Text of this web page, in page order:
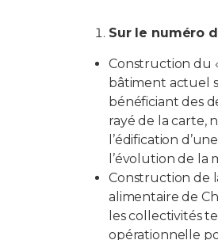
Sur le numéro
Construction du
bâtiment actuel
bénéficiant des
rayé de la carte,
l’édification
l’évolution de
Construction de
alimentaire de
les collectivités
opérationnelle